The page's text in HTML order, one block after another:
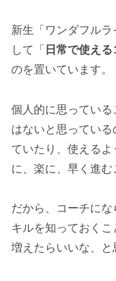
新生「ワンダフル
して「 日常で使え
のを置いています。
個人的に思ってい
はないと思ってい
ていたり、使える
に、楽に、早く進む
だから、コーチに
キルを知っておく
増えたらいいな、と